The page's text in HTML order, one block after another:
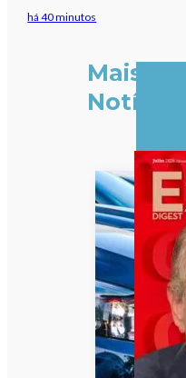
há 40 minutos
Mais
Notícias